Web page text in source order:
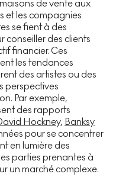
de vente aux
et les compagnies
se fient à des
conseiller des clients
financier. Ces
les tendances
des artistes ou des
perspectives
Par exemple,
des rapports
Hockney, Banksy
pour se concentrer
en lumière des
parties prenantes à
un marché complexe.